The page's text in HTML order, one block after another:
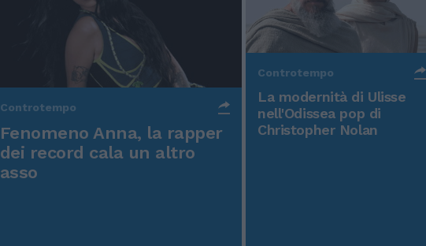
Controtempo
Fenomeno Anna, la rapper
dei record cala un altro
asso
Controtempo
La modernità di Ulisse
nell'Odissea pop di
Christopher Nolan